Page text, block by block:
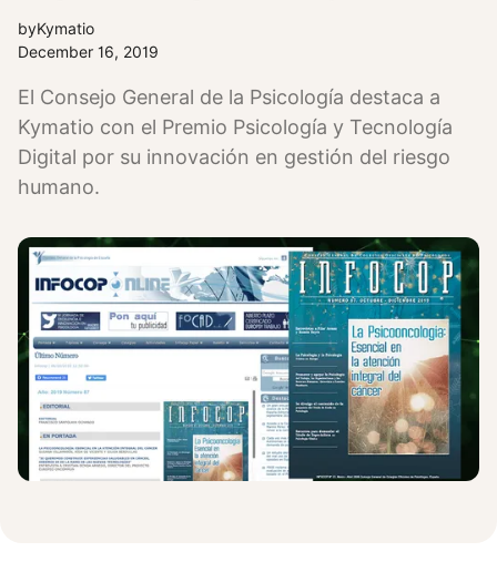
byKymatio
December 16, 2019
El Consejo General de la Psicología destaca a
Kymatio con el Premio Psicología y Tecnología
Digital por su innovación en gestión del riesgo
humano.